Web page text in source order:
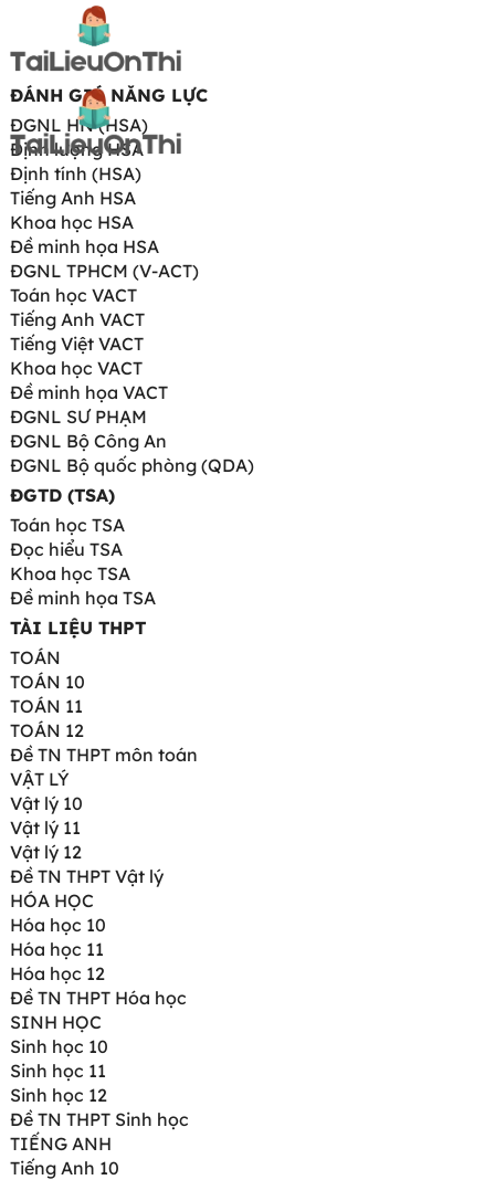
ĐÁNH GIÁ NĂNG LỰC
ĐGNL HN (HSA)
Định lượng HSA
Định tính (HSA)
Tiếng Anh HSA
Khoa học HSA
Đề minh họa HSA
ĐGNL TPHCM (V-ACT)
Toán học VACT
Tiếng Anh VACT
Tiếng Việt VACT
Khoa học VACT
Đề minh họa VACT
ĐGNL SƯ PHẠM
ĐGNL Bộ Công An
ĐGNL Bộ quốc phòng (QDA)
ĐGTD (TSA)
Toán học TSA
Đọc hiểu TSA
Khoa học TSA
Đề minh họa TSA
TÀI LIỆU THPT
TOÁN
TOÁN 10
TOÁN 11
TOÁN 12
Đề TN THPT môn toán
VẬT LÝ
Vật lý 10
Vật lý 11
Vật lý 12
Đề TN THPT Vật lý
HÓA HỌC
Hóa học 10
Hóa học 11
Hóa học 12
Đề TN THPT Hóa học
SINH HỌC
Sinh học 10
Sinh học 11
Sinh học 12
Đề TN THPT Sinh học
TIẾNG ANH
Tiếng Anh 10